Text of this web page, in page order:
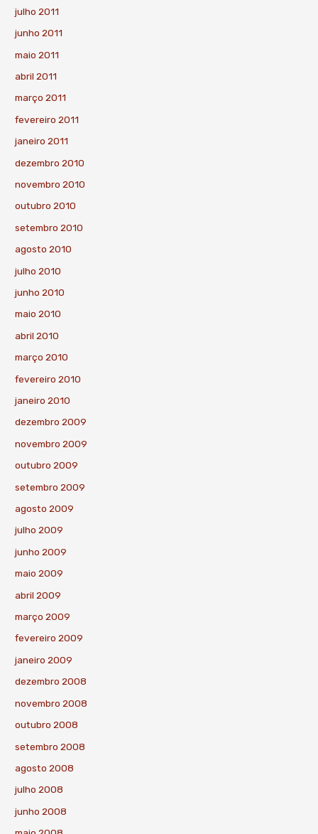
julho 2011
junho 2011
maio 2011
abril 2011
março 2011
fevereiro 2011
janeiro 2011
dezembro 2010
novembro 2010
outubro 2010
setembro 2010
agosto 2010
julho 2010
junho 2010
maio 2010
abril 2010
março 2010
fevereiro 2010
janeiro 2010
dezembro 2009
novembro 2009
outubro 2009
setembro 2009
agosto 2009
julho 2009
junho 2009
maio 2009
abril 2009
março 2009
fevereiro 2009
janeiro 2009
dezembro 2008
novembro 2008
outubro 2008
setembro 2008
agosto 2008
julho 2008
junho 2008